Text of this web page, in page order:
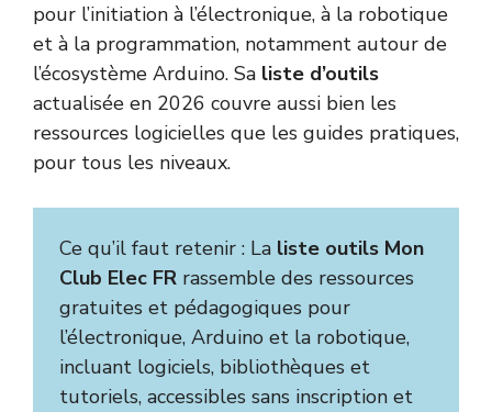
pour l’initiation à l’électronique, à la robotique
et à la programmation, notamment autour de
l’écosystème Arduino. Sa liste d’outils
actualisée en 2026 couvre aussi bien les
ressources logicielles que les guides pratiques,
pour tous les niveaux.
Ce qu’il faut retenir : La liste outils Mon
Club Elec FR rassemble des ressources
gratuites et pédagogiques pour
l’électronique, Arduino et la robotique,
incluant logiciels, bibliothèques et
tutoriels, accessibles sans inscription et